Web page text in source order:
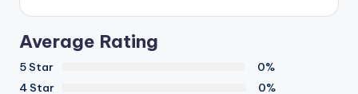
Average Rating
5 Star
0%
4 Star
0%